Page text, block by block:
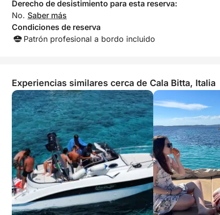
- tasas y permiso de navegación dentro del parque
marino protegido;
- seguro de responsabilidad civil y seguro de casco
- uso de todo el equipamiento a bordo;
- agua y café.
¡Contáctenos en Click & Boat para obtener más
información sobre este fantástico velero!
Derecho de desistimiento para esta reserva:
No. Saber más
Condiciones de reserva
Patrón profesional a bordo incluido
Experiencias similares cerca de Cala Bitta, Italia